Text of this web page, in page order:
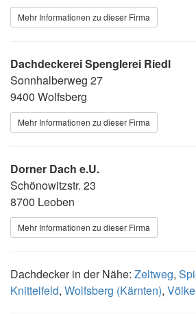
Mehr Informationen zu dieser Firma
Dachdeckerei Spenglerei Riedl
Sonnhalberweg 27
9400 Wolfsberg
Mehr Informationen zu dieser Firma
Dorner Dach e.U.
Schönowitzstr. 23
8700 Leoben
Mehr Informationen zu dieser Firma
Dachdecker in der Nähe: Zeltweg,
Knittelfeld, Wolfsberg (Kärnten),